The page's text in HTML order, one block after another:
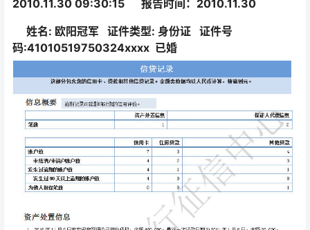
2010.11.30 09:30:15 报告时间：2010.11.30
姓名: 欧阳冠军
证件类型: 身份证 证件号
码:41010519750324xxxx 已婚